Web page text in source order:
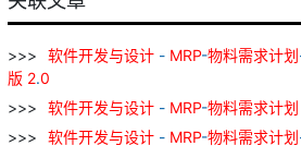
软件开发与设计 - MRP-物料需求计划
版 2.0
软件开发与设计 - MRP-物料需求计划
软件开发与设计 - MRP-物料需求计划